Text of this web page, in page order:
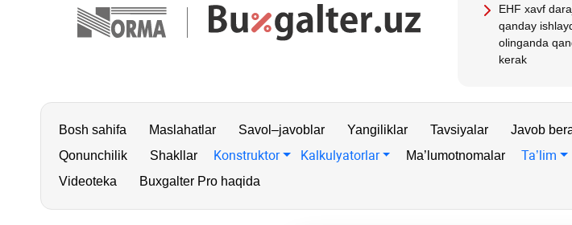
EHF хavf
qanday
olinganda
kerak
Bosh sahifa Maslahatlar Savol–javoblar Yangiliklar Tavsiyalar
Javob
Qonunchilik
Shakllar Konstruktor Kalkulyatorlar Ma’lumotnomalar Ta’lim
Videoteka Buxgalter Pro haqida